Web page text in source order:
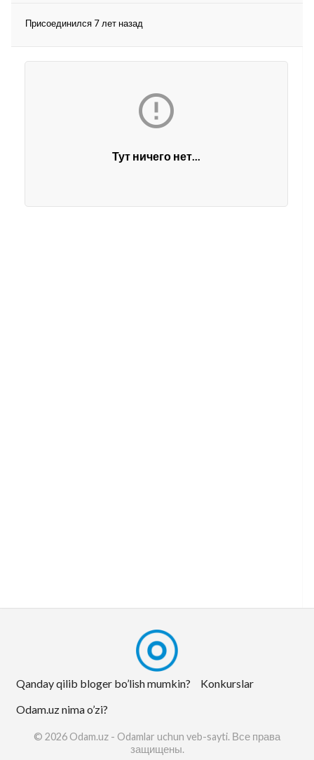
Присоединился 7 лет назад

Тут ничего нет...
Qanday qilib bloger bo’lish mumkin?
Konkurslar
Odam.uz nima o’zi?
© 2026 Odam.uz - Odamlar uchun veb-sayti. Все права
защищены.